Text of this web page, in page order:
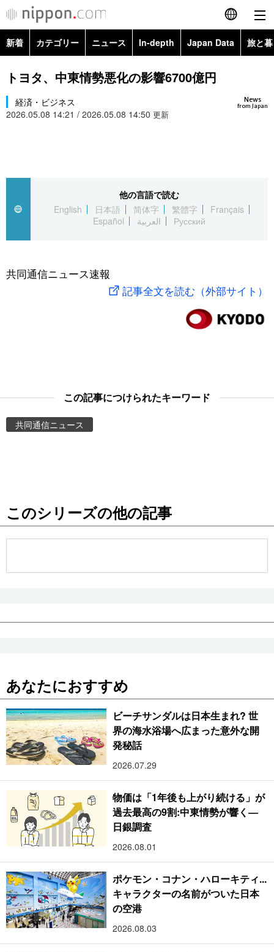
English
简体字
カテゴリー
スポーツ・東京2020
Topics
Images
お知らせ
公式SNS
新着 カテゴリー ニュース In-depth Japan Data 旅と
政治・外交
経済・ビジネス Images
トヨタ、中東情勢悪化の影響6700億円
News
from Japan
経済・ビジネス
2026.05.08 14:21 / 2026.05.08 14:50 更新
他の言語で読む
English
日本語 简体字 繁體字
Français
Español
العربية Русский
共同通信ニュース速報
記事全文を読む（外部サイト）
この記事につけられたキーワード
共同通信ニュース
このシリーズの他の記事
あなたにおすすめ
ビーチサンダルは日本生まれ? 世
界の海水浴場へ広まった意外な開
発秘話
2026.07.29
物価は「1年後も上がり続ける」が
過去最高の9割:中東情勢が響く―
日銀調査
2026.08.01
ポケモン・コナン・ハローキティ...
キャラクターの名前がついた日本
の空港
2026.08.03